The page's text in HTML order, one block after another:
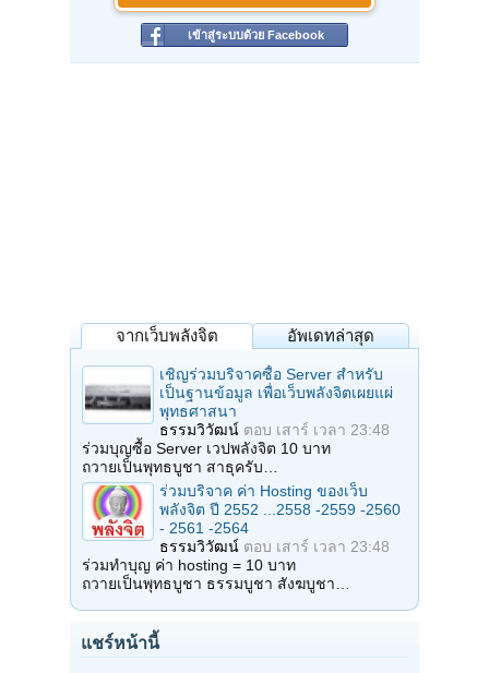
เข้าสู่ระบบด้วย Facebook
จากเว็บพลังจิต อัพเดทล่าสุด
เชิญร่วมบริจาคซื้อ Server สำหรับ
เป็นฐานข้อมูล เพื่อเว็บพลังจิตเผยแผ่
พุทธศาสนา
ธรรมวิวัฒน์ ตอบ เสาร์ เวลา 23:48
ร่วมบุญซื้อ Server เวปพลังจิต 10 บาท
ถวายเป็นพุทธบูชา สาธุครับ…
ร่วมบริจาค ค่า Hosting ของเว็บ
พลังจิต ปี 2552 ...2558 -2559 -2560
- 2561 -2564
ธรรมวิวัฒน์ ตอบ เสาร์ เวลา 23:48
ร่วมทำบุญ ค่า hosting = 10 บาท
ถวายเป็นพุทธบูชา ธรรมบูชา สังฆบูชา…
แชร์หน้านี้